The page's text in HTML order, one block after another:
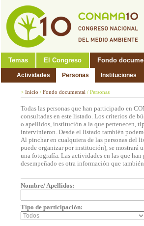
Temas El Congreso Fondo
Actividades Personas Instituciones
> Inicio / Fondo documental / Personas
Todas las personas que han participado en
consultadas en este listado. Los criterios de
o apellidos, institución a la que pertenecen,
intervinieron. Desde el listado también
Al pinchar en cualquiera de las personas del
puede organizar por institución), se mostrará
una fotografía. Las actividades en las que
desempeñado es otra información que
Nombre/ Apellidos:
Tipo de participación: